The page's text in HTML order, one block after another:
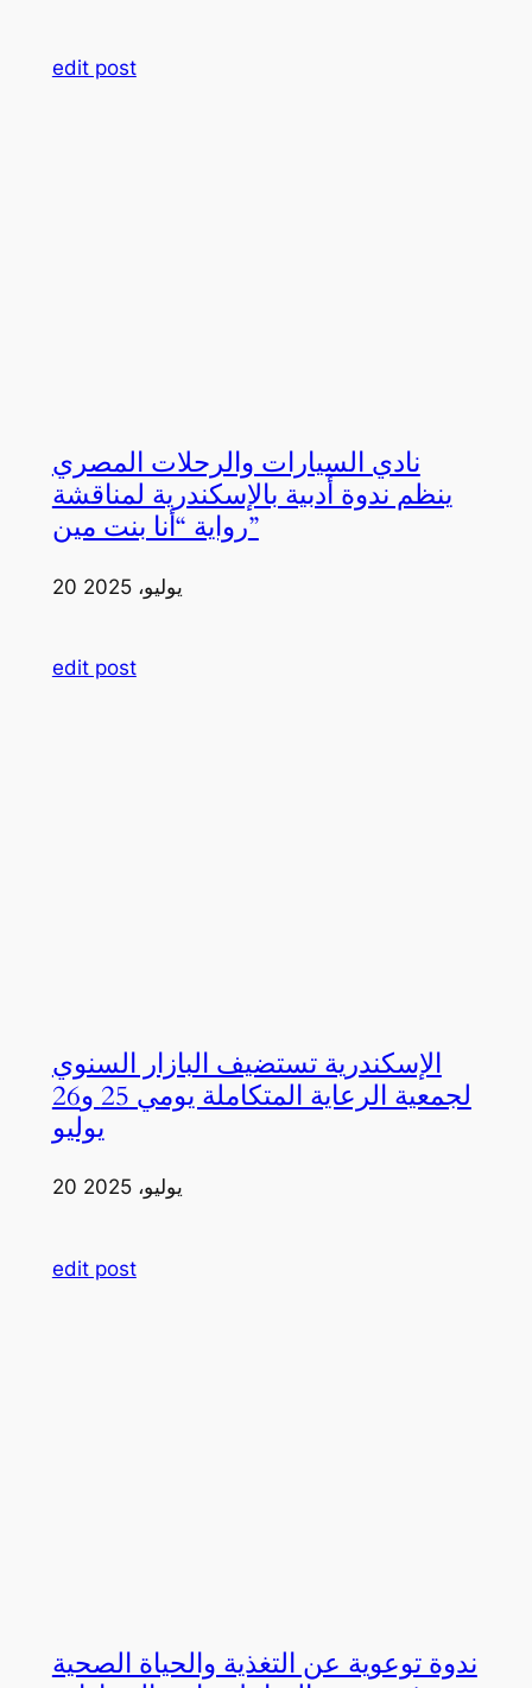
edit post
نادي السيارات والرحلات المصري
ينظم ندوة أدبية بالإسكندرية لمناقشة
رواية “أنا بنت مين”
20 يوليو، 2025
edit post
الإسكندرية تستضيف البازار السنوي
لجمعية الرعاية المتكاملة يومي 25 و26
يوليو
20 يوليو، 2025
edit post
ندوة توعوية عن التغذية والحياة الصحية